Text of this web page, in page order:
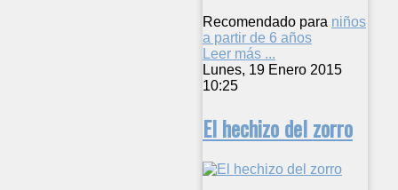
Recomendado para niños
a partir de 6 años
Leer más ...
Lunes, 19 Enero 2015
10:25
El hechizo del zorro